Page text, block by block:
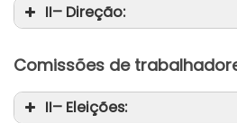
II– Direção:
Comissões de
II– Eleições: